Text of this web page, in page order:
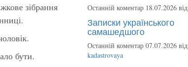
зібрання
бути.
Останній коментар 18.07.2026 від
Записки українського
самашедшого
Останній коментар 07.07.2026 від
kadastrovaya